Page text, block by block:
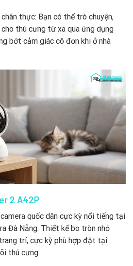
thực: Bạn có thể trò chuyện,
thú cưng từ xa qua ứng dụng
bớt cảm giác cô đơn khi ở nhà
2 A42P
camera quốc dân cực kỳ nổi tiếng tại
Đà Nẵng. Thiết kế bo tròn nhỏ
trí, cực kỳ phù hợp đặt tại
thú cưng.